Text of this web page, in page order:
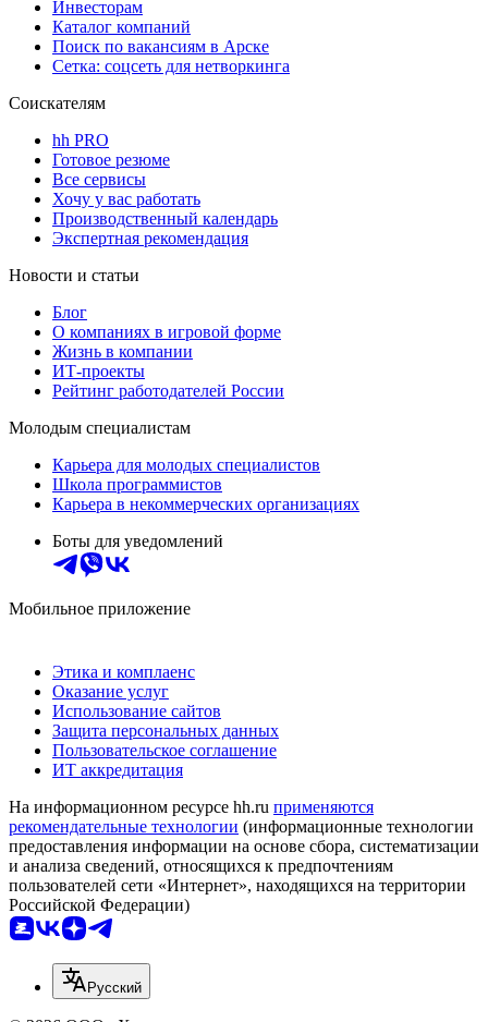
Инвесторам
Каталог компаний
Поиск по вакансиям в Арске
Сетка: соцсеть для нетворкинга
Соискателям
hh PRO
Готовое резюме
Все сервисы
Хочу у вас работать
Производственный календарь
Экспертная рекомендация
Новости и статьи
Блог
О компаниях в игровой форме
Жизнь в компании
ИТ-проекты
Рейтинг работодателей России
Молодым специалистам
Карьера для молодых специалистов
Школа программистов
Карьера в некоммерческих организациях
Боты для уведомлений
Мобильное приложение
Этика и комплаенс
Оказание услуг
Использование сайтов
Защита персональных данных
Пользовательское соглашение
ИТ аккредитация
На информационном ресурсе hh.ru применяются
рекомендательные технологии (информационные технологии
предоставления информации на основе сбора, систематизации
и анализа сведений, относящихся к предпочтениям
пользователей сети «Интернет», находящихся на территории
Российской Федерации)
Русский